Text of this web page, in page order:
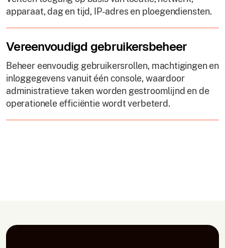
apparaat, dag en tijd, IP-adres en ploegendiensten.
Vereenvoudigd gebruikersbeheer
Beheer eenvoudig gebruikersrollen, machtigingen en
inloggegevens vanuit één console, waardoor
administratieve taken worden gestroomlijnd en de
operationele efficiëntie wordt verbeterd.